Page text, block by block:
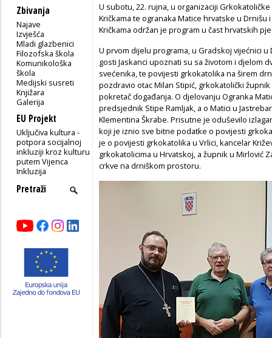
Zbivanja
Najave
Izvješća
Mladi glazbenici
Filozofska škola
Komunikološka
škola
Medijski susreti
Knjižara
Galerija
EU Projekt
Uključiva kultura -
potpora socijalnoj
inkluziji kroz kulturu
putem Vijenca
Inkluzija
U subotu, 22. rujna, u organizaciji
Kričkama te ogranaka Matice hrvatske u Drnišu
Kričkama održan je program u čast hrvatskih
U prvom dijelu programa, u Gradskoj vijećnici
gosti Jaskanci upoznati su sa životom i djelom
svećenika, te povijesti grkokatolika na širem
pozdravio otac Milan Stipić, grkokatolički
pokretač događanja. O djelovanju Ogranka
predsjednik Stipe Ramljak, a o Matici u
Klementina Škrabe. Prisutne je oduševilo
koji je iznio sve bitne podatke o povijesti
je o povijesti grkokatolika u Vrlici, kancelar
grkokatolicima u Hrvatskoj, a župnik u Mirlović
crkve na drniškom prostoru.